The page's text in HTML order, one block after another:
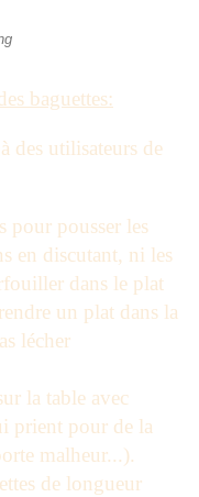
baguettes:
des utilisateurs de
pour pousser les
en discutant, ni les
dans le plat
un plat dans la
lécher
la table avec
prient pour de la
malheur...).
de longueur